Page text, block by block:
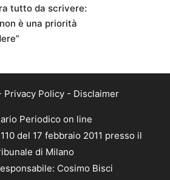
tutto da scrivere:
è una priorità
Privacy Policy- Disclaimer
Periodico on line
del 17 febbraio 2011 presso il
di Milano
Cosimo Bisci